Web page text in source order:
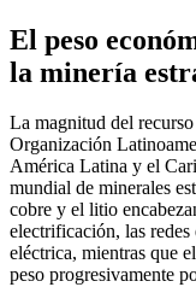
El peso
la minería
La magnitud del
Organización
América Latina y el
mundial de minerales
cobre y el litio
electrificación, las
eléctrica, mientras que
peso progresivamente